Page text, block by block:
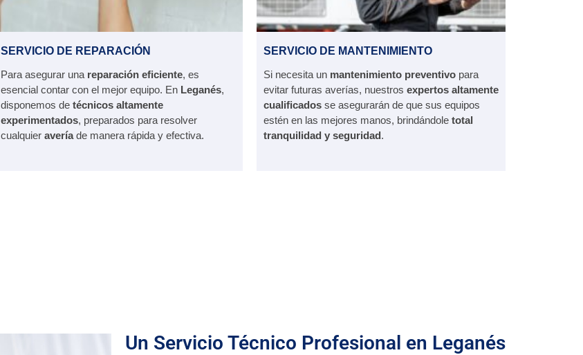
SERVICIO DE REPARACIÓN
Para asegurar una reparación eficiente, es
esencial contar con el mejor equipo. En Leganés,
disponemos de técnicos altamente
experimentados, preparados para resolver
cualquier averíade manera rápida y efectiva.
SERVICIO DE MANTENIMIENTO
Si necesita un mantenimiento preventivo para
evitar futuras averías, nuestros expertos altamente
cualificados se asegurarán de que sus equipos
estén en las mejores manos, brindándole total
tranquilidad y seguridad.
Un Servicio Técnico Profesional en Leganés